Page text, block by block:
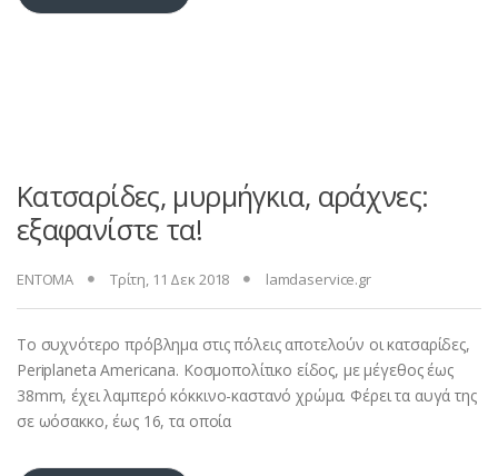
Κατσαρίδες, μυρμήγκια, αράχνες:
εξαφανίστε τα!
ΕΝΤΟΜΑ Τρίτη, 11 Δεκ 2018 lamdaservice.gr
Το συχνότερο πρόβλημα στις πόλεις αποτελούν οι κατσαρίδες,
Periplaneta Americana. Κοσμοπολίτικο είδος, με μέγεθος έως
38mm, έχει λαμπερό κόκκινο-καστανό χρώμα. Φέρει τα αυγά της
σε ωόσακκο, έως 16, τα οποία